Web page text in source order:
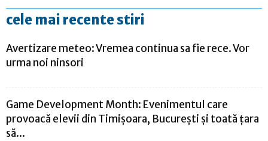
cele mai recente stiri
Avertizare meteo: Vremea continua sa fie rece. Vor
urma noi ninsori
Game Development Month: Evenimentul care
provoacă elevii din Timișoara, București și toată țara
să...